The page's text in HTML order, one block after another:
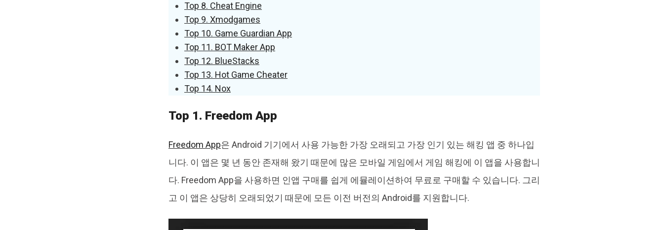
Top 8. Cheat Engine
Top 9. Xmodgames
Top 10. Game Guardian App
Top 11. BOT Maker App
Top 12. BlueStacks
Top 13. Hot Game Cheater
Top 14. Nox
Top 1. Freedom App
Freedom App은 Android 기기에서 사용 가능한 가장 오래되고 가장 인기 있는 해킹 앱 중 하나입
니다. 이 앱은 몇 년 동안 존재해 왔기 때문에 많은 모바일 게임에서 게임 해킹에 이 앱을 사용합니
다. Freedom App을 사용하면 인앱 구매를 쉽게 에뮬레이션하여 무료로 구매할 수 있습니다. 그리
고 이 앱은 상당히 오래되었기 때문에 모든 이전 버전의 Android를 지원합니다.